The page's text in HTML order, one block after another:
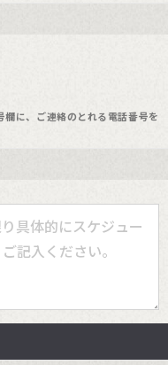
欄に、ご連絡のとれる電話番号を